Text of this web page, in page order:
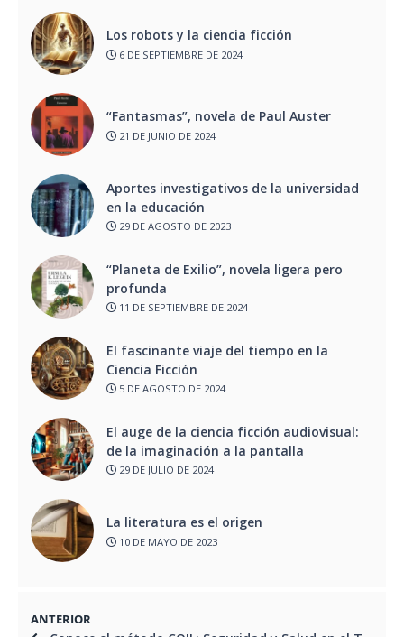
Los robots y la ciencia ficción
6 DE SEPTIEMBRE DE 2024
“Fantasmas”, novela de Paul Auster
21 DE JUNIO DE 2024
Aportes investigativos de la universidad
en la educación
29 DE AGOSTO DE 2023
“Planeta de Exilio”, novela ligera pero
profunda
11 DE SEPTIEMBRE DE 2024
El fascinante viaje del tiempo en la
Ciencia Ficción
5 DE AGOSTO DE 2024
El auge de la ciencia ficción audiovisual:
de la imaginación a la pantalla
29 DE JULIO DE 2024
La literatura es el origen
10 DE MAYO DE 2023
ANTERIOR